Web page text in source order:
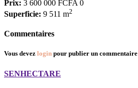
Prix: 3 600 000 FCFA 0
Superficie: 9 511 m2
Commentaires
Vous devez login pour publier un commentaire
SENHECTARE